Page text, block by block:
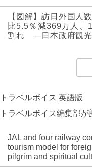
【図解】訪日外国人
比5.5％減369万人、
割れ ―日本政府観光
トラベルボイス 英語版
トラベルボイス編集部
JAL and four railway
tourism model for
pilgrim and spiritual